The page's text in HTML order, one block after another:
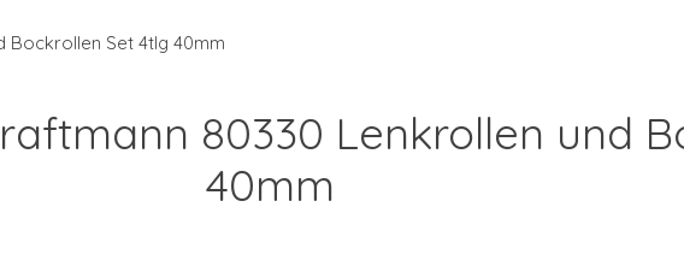
Bockrollen Set 4tlg 40mm
80330 Lenkrollen und
40mm